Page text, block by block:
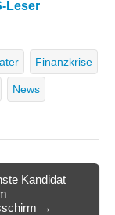
Leser
Finanzkrise
News
Kandidat
→